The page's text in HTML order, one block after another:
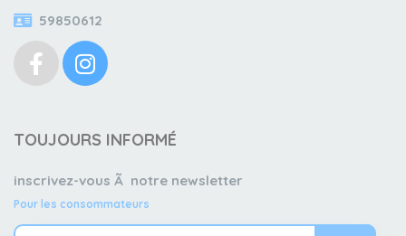
59850612
TOUJOURS INFORMÉ
inscrivez-vous Ã notre newsletter
Pour les consommateurs